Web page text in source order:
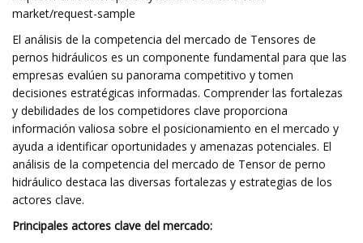
market/request-sample
El análisis de la competencia del mercado de Tensores de
pernos hidráulicos es un componente fundamental para que las
empresas evalúen su panorama competitivo y tomen
decisiones estratégicas informadas. Comprender las fortalezas
y debilidades de los competidores clave proporciona
información valiosa sobre el posicionamiento en el mercado y
ayuda a identificar oportunidades y amenazas potenciales. El
análisis de la competencia del mercado de Tensor de perno
hidráulico destaca las diversas fortalezas y estrategias de los
actores clave.
Principales actores clave del mercado: